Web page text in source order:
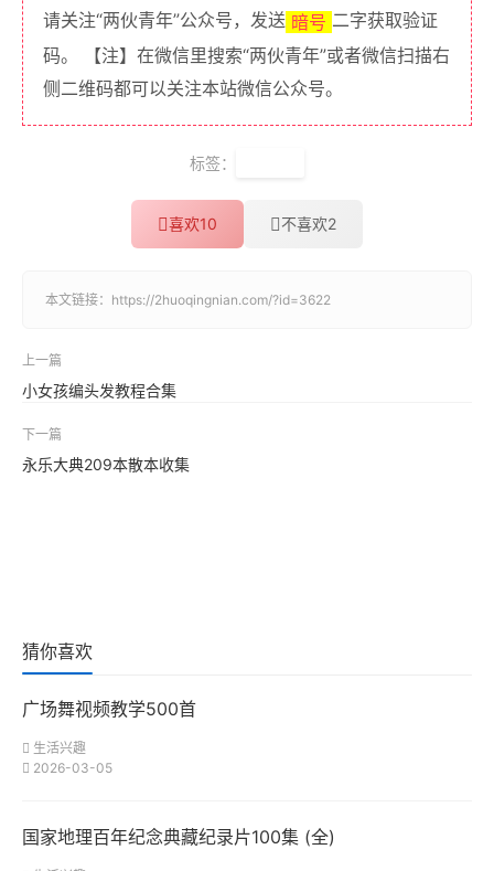
请关注“两伙青年”公众号，发送 暗号 二字获取验证
码。 【注】在微信里搜索“两伙青年”或者微信扫描右
侧二维码都可以关注本站微信公众号。
标签：
喜欢10 不喜欢2
本文链接： https://2huoqingnian.com/?id=3622
上一篇
小女孩编头发教程合集
下一篇
永乐大典209本散本收集
猜你喜欢
广场舞视频教学500首
生活兴趣
2026-03-05
国家地理百年纪念典藏纪录片100集 (全)